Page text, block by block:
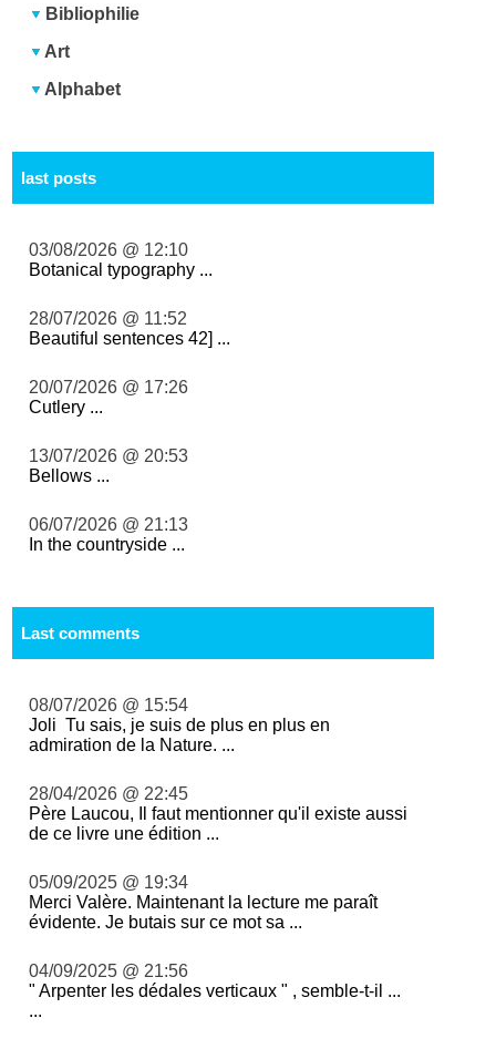
Bibliophilie
Art
Alphabet
last posts
03/08/2026 @ 12:10
Botanical typography ...
28/07/2026 @ 11:52
Beautiful sentences 42] ...
20/07/2026 @ 17:26
Cutlery ...
13/07/2026 @ 20:53
Bellows ...
06/07/2026 @ 21:13
In the countryside ...
Last comments
08/07/2026 @ 15:54
Joli Tu sais, je suis de plus en plus en
admiration de la Nature. ...
28/04/2026 @ 22:45
Père Laucou, Il faut mentionner qu'il existe aussi
de ce livre une édition ...
05/09/2025 @ 19:34
Merci Valère. Maintenant la lecture me paraît
évidente. Je butais sur ce mot sa ...
04/09/2025 @ 21:56
" Arpenter les dédales verticaux " , semble-t-il ...
...